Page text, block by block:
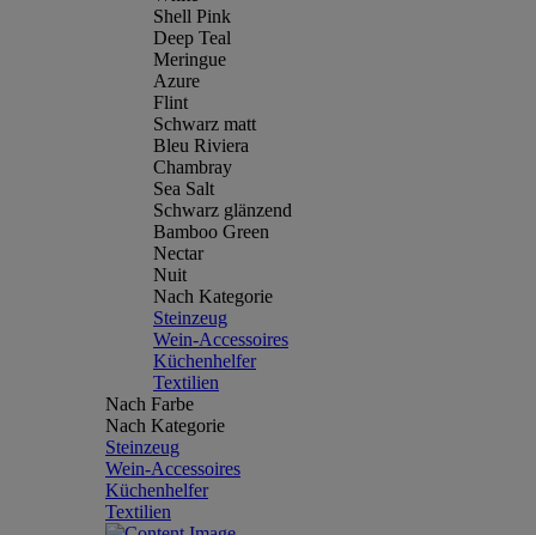
Shell Pink
Deep Teal
Meringue
Azure
Flint
Schwarz matt
Bleu Riviera
Chambray
Sea Salt
Schwarz glänzend
Bamboo Green
Nectar
Nuit
Nach Kategorie
Steinzeug
Wein-Accessoires
Küchenhelfer
Textilien
Nach Farbe
Nach Kategorie
Steinzeug
Wein-Accessoires
Küchenhelfer
Textilien